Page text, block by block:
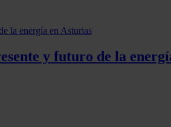
y futuro de la